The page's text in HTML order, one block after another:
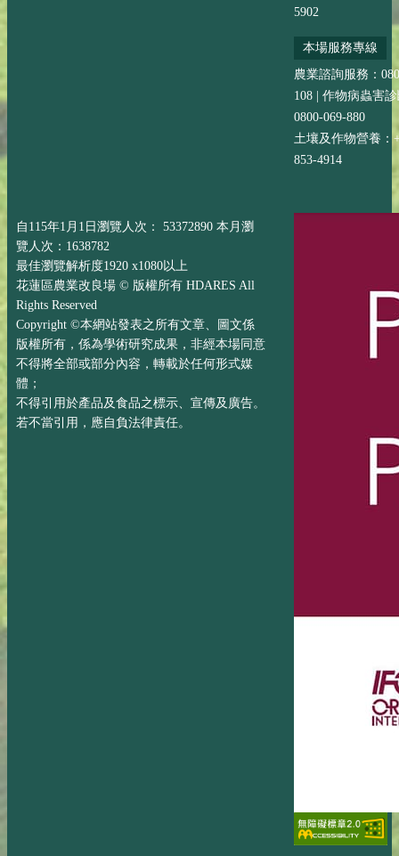
5902
本場服務專線
農業諮詢服務：
108 | 作物病蟲害
0800-069-880
土壤及作物營養：
853-4914
自115年1月1日瀏覽人次： 53372890 本月瀏
覽人次：1638782
最佳瀏覽解析度1920 x1080以上
花蓮區農業改良場 © 版權所有 HDARES All
Rights Reserved
Copyright ©本網站發表之所有文章、圖文係
版權所有，係為學術研究成果，非經本場同意
不得將全部或部分內容，轉載於任何形式媒
體；
不得引用於產品及食品之標示、宣傳及廣告。
若不當引用，應自負法律責任。